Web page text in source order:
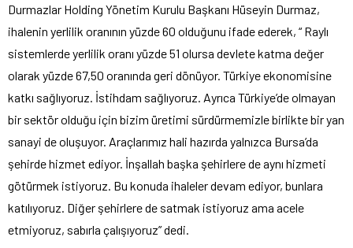
Durmazlar Holding Yönetim Kurulu Başkanı Hüseyin Durmaz,
ihalenin yerlilik oranının yüzde 60 olduğunu ifade ederek, “ Raylı
sistemlerde yerlilik oranı yüzde 51 olursa devlete katma değer
olarak yüzde 67,50 oranında geri dönüyor. Türkiye ekonomisine
katkı sağlıyoruz. İstihdam sağlıyoruz. Ayrıca Türkiye’de olmayan
bir sektör olduğu için bizim üretimi sürdürmemizle birlikte bir yan
sanayi de oluşuyor. Araçlarımız hali hazırda yalnızca Bursa’da
şehirde hizmet ediyor. İnşallah başka şehirlere de aynı hizmeti
götürmek istiyoruz. Bu konuda ihaleler devam ediyor, bunlara
katılıyoruz. Diğer şehirlere de satmak istiyoruz ama acele
etmiyoruz, sabırla çalışıyoruz” dedi.